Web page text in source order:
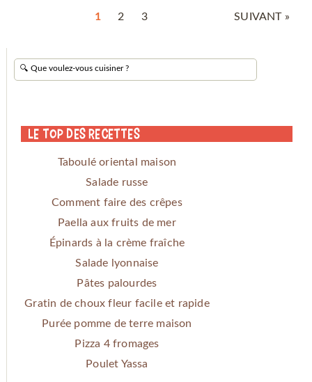
1 2 3 SUIVANT »
Le Top des Recettes
Taboulé oriental maison
Salade russe
Comment faire des crêpes
Paella aux fruits de mer
Épinards à la crème fraîche
Salade lyonnaise
Pâtes palourdes
Gratin de choux fleur facile et rapide
Purée pomme de terre maison
Pizza 4 fromages
Poulet Yassa